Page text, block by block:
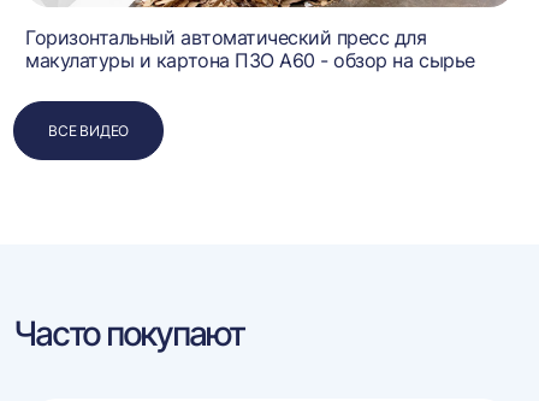
Горизонтальный автоматический пресс для
макулатуры и картона ПЗО А60 - обзор на сырье
ВСЕ ВИДЕО
Часто покупают